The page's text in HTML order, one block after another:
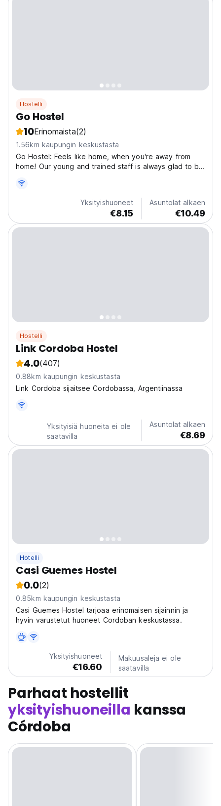
Hostelli
Go Hostel
10Erinomaista(2)
1.56km kaupungin keskustasta
Go Hostel: Feels like home, when you're away from
home! Our young and trained staff is always glad to be
need, and we will assist you with any questions,
requests and concerns you may have. Our goal is...
Yksityishuoneet
€8.15
Asuntolat alkaen
€10.49
Hostelli
Link Cordoba Hostel
4.0(407)
0.88km kaupungin keskustasta
Link Cordoba sijaitsee Cordobassa, Argentiinassa
Yksityisiä huoneita ei ole
saatavilla
Asuntolat alkaen
€8.69
Hotelli
Casi Guemes Hostel
0.0(2)
0.85km kaupungin keskustasta
Casi Guemes Hostel tarjoaa erinomaisen sijainnin ja
hyvin varustetut huoneet Cordoban keskustassa.
Yksityishuoneet
€16.60
Makuusaleja ei ole
saatavilla
Parhaat hostellit
yksityishuoneilla kanssa
Córdoba